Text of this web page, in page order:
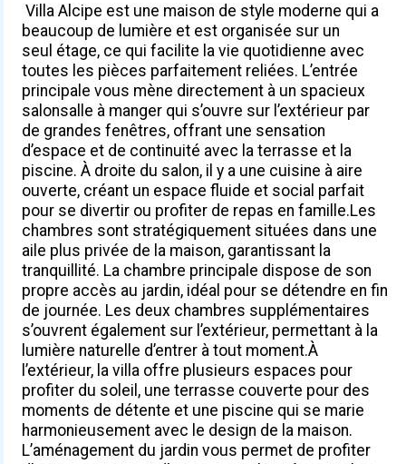
Villa Alcipe est une maison de style moderne qui a
beaucoup de lumière et est organisée sur un
seul étage, ce qui facilite la vie quotidienne avec
toutes les pièces parfaitement reliées. L’entrée
principale vous mène directement à un spacieux
salonsalle à manger qui s’ouvre sur l’extérieur par
de grandes fenêtres, offrant une sensation
d’espace et de continuité avec la terrasse et la
piscine. À droite du salon, il y a une cuisine à aire
ouverte, créant un espace fluide et social parfait
pour se divertir ou profiter de repas en famille.Les
chambres sont stratégiquement situées dans une
aile plus privée de la maison, garantissant la
tranquillité. La chambre principale dispose de son
propre accès au jardin, idéal pour se détendre en fin
de journée. Les deux chambres supplémentaires
s’ouvrent également sur l’extérieur, permettant à la
lumière naturelle d’entrer à tout moment.À
l’extérieur, la villa offre plusieurs espaces pour
profiter du soleil, une terrasse couverte pour des
moments de détente et une piscine qui se marie
harmonieusement avec le design de la maison.
L’aménagement du jardin vous permet de profiter